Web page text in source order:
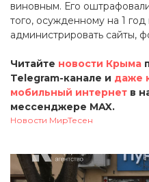
виновным. Его
того, осужденному на 1
администрировать сайты,
Читайте новости Крыма
Telegram-канале и даже
мобильный интернет в
мессенджере MAX.
Новости МирТесен